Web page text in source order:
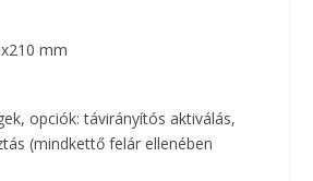
mm
opciók: távirányítós aktiválás,
(mindkettő felár ellenében